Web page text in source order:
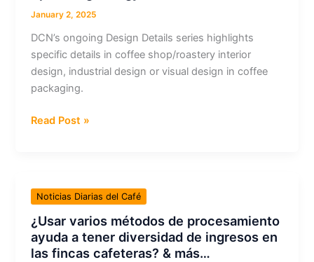
mais…
January 2, 2025
DCN’s ongoing Design Details series highlights
specific details in coffee shop/roastery interior
design, industrial design or visual design in coffee
packaging.
Design
Roasters
Spreading
Energy
&
more…
Read Post »
Noticias Diarias del Café
¿Usar varios métodos de procesamiento
ayuda a tener diversidad de ingresos en
las fincas cafeteras? & más…